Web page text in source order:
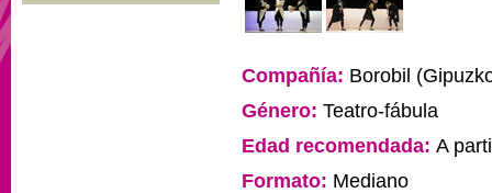
Compañía: Borobil
Género: Teatro-fábula
Edad recomendada: A
Formato: Mediano